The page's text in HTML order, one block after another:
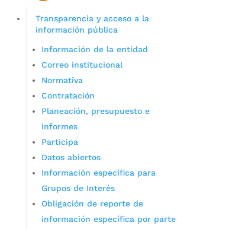
Transparencia y acceso a la
información pública
Información de la entidad
Correo institucional
Normativa
Contratación
Planeación, presupuesto e
informes
Participa
Datos abiertos
Información específica para
Grupos de Interés
Obligación de reporte de
información específica por parte